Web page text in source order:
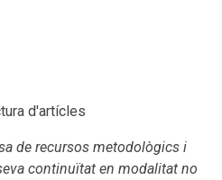
d'artícles
de recursos metodològics i
continuïtat en modalitat no